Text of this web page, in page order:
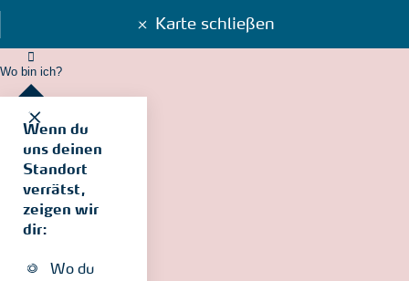
Karte schließen
Wo bin ich?
Wenn du
uns deinen
Standort
verrätst,
zeigen wir
dir:
Wo du